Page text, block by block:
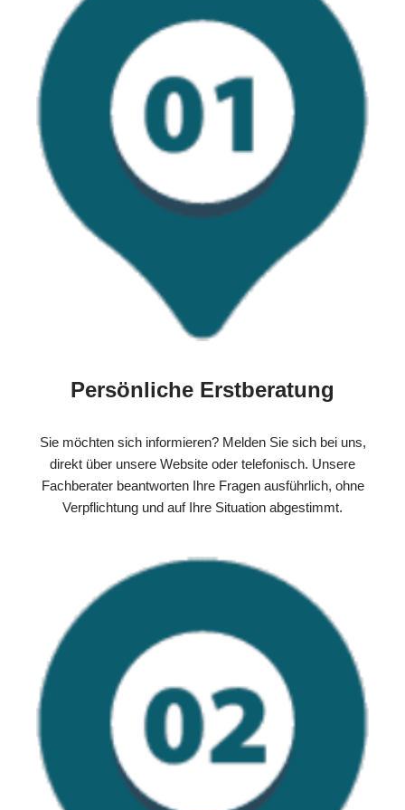
Persönliche Erstberatung
Sie möchten sich informieren? Melden Sie sich bei uns,
direkt über unsere Website oder telefonisch. Unsere
Fachberater beantworten Ihre Fragen ausführlich, ohne
Verpflichtung und auf Ihre Situation abgestimmt.